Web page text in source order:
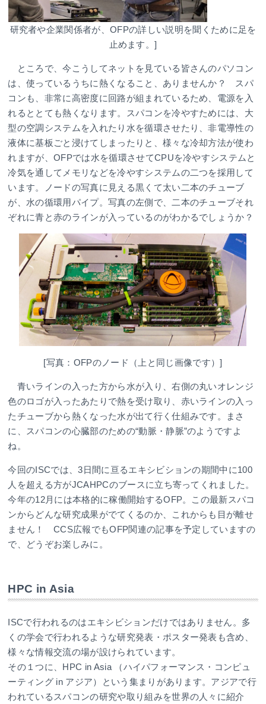
研究者や企業関係者が、OFPの詳しい説明を聞くために足を
止めます。]
ところで、今こうしてネットを見ている皆さんのパソコン
は、使っているうちに熱くなること、ありませんか？ スパ
コンも、非常に高密度に回路が組まれているため、電源を入
れるととても熱くなります。スパコンを冷やすためには、大
型の空調システムを入れたり水を循環させたり、非電導性の
液体に基板ごと浸けてしまったりと、様々な冷却方法が使わ
れますが、OFPでは水を循環させてCPUを冷やすシステムと
冷気を通してメモリなどを冷やすシステムの二つを採用して
います。ノードの写真に見える黒くて太い二本のチューブ
が、水の循環用パイプ。写真の左側で、二本のチューブそれ
ぞれに青と赤のラインが入っているのがわかるでしょうか？
[写真：OFPのノード（上と同じ画像です）]
青いラインの入った方から水が入り、右側の丸いオレンジ
色のロゴが入ったあたりで熱を受け取り、赤いラインの入っ
たチューブから熱くなった水が出て行く仕組みです。まさ
に、スパコンの心臓部のための“動脈・静脈”のようですよ
ね。
今回のISCでは、3日間に亘るエキシビションの期間中に100
人を超える方がJCAHPCのブースに立ち寄ってくれました。
今年の12月には本格的に稼働開始するOFP。この最新スパコ
ンからどんな研究成果がでてくるのか、これからも目が離せ
ません！ CCS広報でもOFP関連の記事を予定していますの
で、どうぞお楽しみに。
HPC in Asia
ISCで行われるのはエキシビションだけではありません。多
くの学会で行われるような研究発表・ポスター発表も含め、
様々な情報交流の場が設けられています。
その１つに、HPC in Asia （ハイパフォーマンス・コンピュ
ーティング in アジア）という集まりがあります。アジアで行
われているスパコンの研究や取り組みを世界の人々に紹介